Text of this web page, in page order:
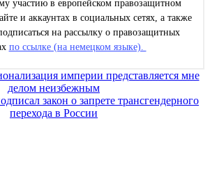
участию в европейском правозащитном
и аккаунтах в социальных сетях, а также
на рассылку о правозащитных
по ссылке (на немецком языке).
империи представляется мне
делом неизбежным
закон о запрете трансгендерного
перехода в России